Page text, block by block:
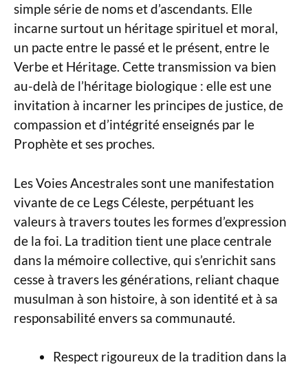
simple série de noms et d’ascendants. Elle
incarne surtout un héritage spirituel et moral,
un pacte entre le passé et le présent, entre le
Verbe et Héritage. Cette transmission va bien
au-delà de l’héritage biologique : elle est une
invitation à incarner les principes de justice, de
compassion et d’intégrité enseignés par le
Prophète et ses proches.
Les Voies Ancestrales sont une manifestation
vivante de ce Legs Céleste, perpétuant les
valeurs à travers toutes les formes d’expression
de la foi. La tradition tient une place centrale
dans la mémoire collective, qui s’enrichit sans
cesse à travers les générations, reliant chaque
musulman à son histoire, à son identité et à sa
responsabilité envers sa communauté.
Respect rigoureux de la tradition dans la